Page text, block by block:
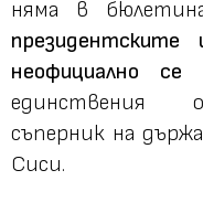
няма в
неофициално се
единствения
съперник на
Сиси.